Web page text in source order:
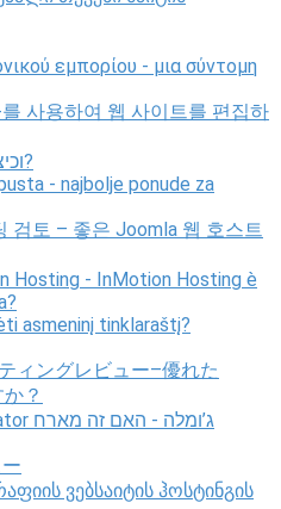
εμπορίου - μια σύντομη
사용하여 웹 사이트를 편집하
מהו FTP וכיצד להשתמש בו?
- najbolje ponude za
검토 – 좋은 Joomla 웹 호스트
Hosting - InMotion Hosting è
asmeninį tinklaraštį?
ィングレビュー–優れた
？
ვებსაიტის ჰოსტინგის